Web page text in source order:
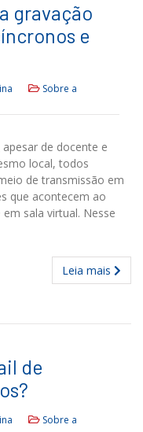
gravação
e
Sobre a
de docente e
local, todos
de transmissão em
que acontecem ao
sala virtual. Nesse
Leia mais
de
Sobre a